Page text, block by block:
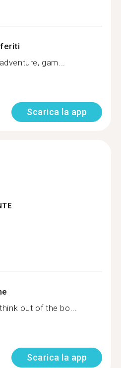
gam...
Scarica la app
out of the bo...
Scarica la app